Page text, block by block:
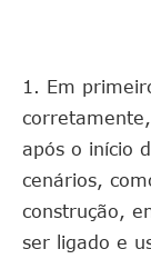
1. Em
após o início
cenários,
construção,
ser ligado e